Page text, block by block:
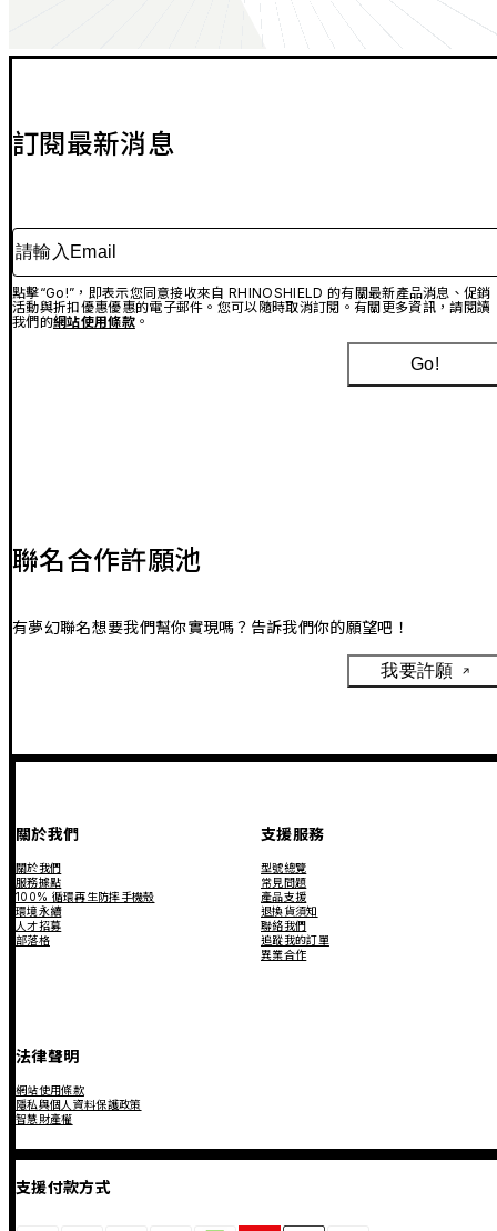
訂閱最新消息
請輸入Email
點擊“Go!”，即表示您同意接收來自 RHINOSHIELD 的有關最新產品消息、促銷
活動與折扣優惠優惠的電子郵件。您可以隨時取消訂閱。有關更多資訊，請閱讀
我們的網站使用條款。
Go!
聯名合作許願池
有夢幻聯名想要我們幫你實現嗎？告訴我們你的願望吧！
我要許願
關於我們
關於我們
服務據點
100% 循環再生防摔手機殼
環境永續
人才招募
部落格
支援服務
型號總覽
常見問題
產品支援
退換貨須知
聯絡我們
追蹤我的訂單
異業合作
法律聲明
網站使用條款
隱私與個人資料保護政策
智慧財產權
支援付款方式